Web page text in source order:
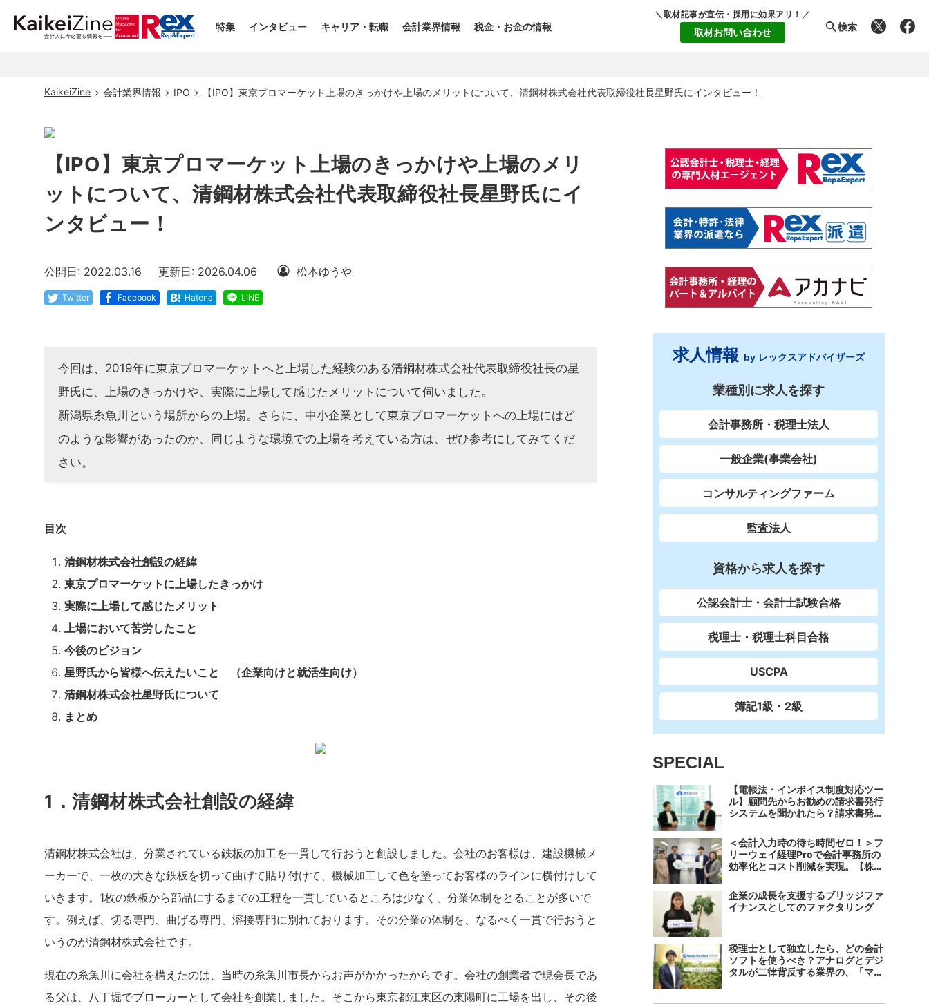
特集 インタビュー キャリア・転職 会計業界情報 税金・お金の情報
＼取材記事が宣伝・採用に効果アリ！／
取材お問い合わせ 検索
KaikeiZine 会計業界情報 IPO 【IPO】東京プロマーケット上場のきっかけや上場のメリットについて、清鋼材株式会社代表取締役社長星野氏にインタビュー！
【IPO】東京プロマーケット上場のきっかけや上場のメリ
ットについて、清鋼材株式会社代表取締役社長星野氏にイ
ンタビュー！
公開日: 2022.03.16 更新日: 2026.04.06 松本ゆうや
Twitter Facebook Hatena LINE
今回は、2019年に東京プロマーケットへと上場した経験のある清鋼材株式会社代表取締役社長の星
野氏に、上場のきっかけや、実際に上場して感じたメリットについて伺いました。
新潟県糸魚川という場所からの上場。さらに、中小企業として東京プロマーケットへの上場にはど
のような影響があったのか、同じような環境での上場を考えている方は、ぜひ参考にしてみてくだ
さい。
目次
清鋼材株式会社創設の経緯
東京プロマーケットに上場したきっかけ
実際に上場して感じたメリット
上場において苦労したこと
今後のビジョン
星野氏から皆様へ伝えたいこと （企業向けと就活生向け）
清鋼材株式会社星野氏について
まとめ
1．清鋼材株式会社創設の経緯
清鋼材株式会社は、分業されている鉄板の加工を一貫して行おうと創設しました。会社のお客様は、建設機械メ
ーカーで、一枚の大きな鉄板を切って曲げて貼り付けて、機械加工して色を塗ってお客様のラインに横付けして
いきます。1枚の鉄板から部品にするまでの工程を一貫しているところは少なく、分業体制をとることが多いで
す。例えば、切る専門、曲げる専門、溶接専門に別れております。その分業の体制を、なるべく一貫で行おうと
いうのが清鋼材株式会社です。
現在の糸魚川に会社を構えたのは、当時の糸魚川市長からお声がかかったからです。会社の創業者で現会長であ
る父は、八丁堀でブローカーとして会社を創業しました。そこから東京都江東区の東陽町に工場を出し、その後
求人情報 by レックスアドバイザーズ
業種別に求人を探す
会計事務所・税理士法人
一般企業(事業会社)
コンサルティングファーム
監査法人
資格から求人を探す
公認会計士・会計士試験合格
税理士・税理士科目合格
USCPA
簿記1級・2級
SPECIAL
【電帳法・インボイス制度対応ツー
ル】顧問先からお勧めの請求書発行
システムを聞かれたら？請求書発行
つのシステムで完結する 「請求
QUICK」の魅力に迫る
＜会計入力時の待ち時間ゼロ！＞フ
リーウェイ経理Proで会計事務所の
効率化とコスト削減を実現。【株式
郷税理士法人（経理宅配便事業
部）】
企業の成長を支援するブリッジファ
イナンスとしてのファクタリング
税理士として独立したら、どの会計
ソフトを使うべき？アナログとデジ
タルが二律背反する業界の、「マネ